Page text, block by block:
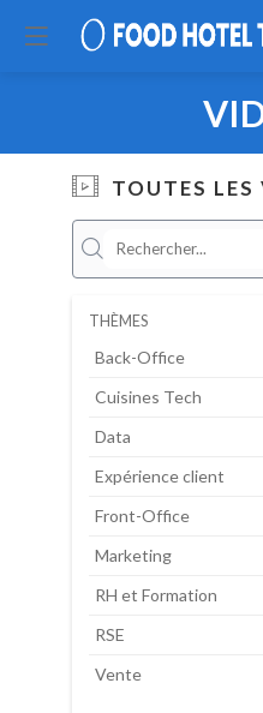
TOUTES LES
THÈMES
Back-Office
Cuisines Tech
Data
Expérience client
Front-Office
Marketing
RH et Formation
RSE
Vente